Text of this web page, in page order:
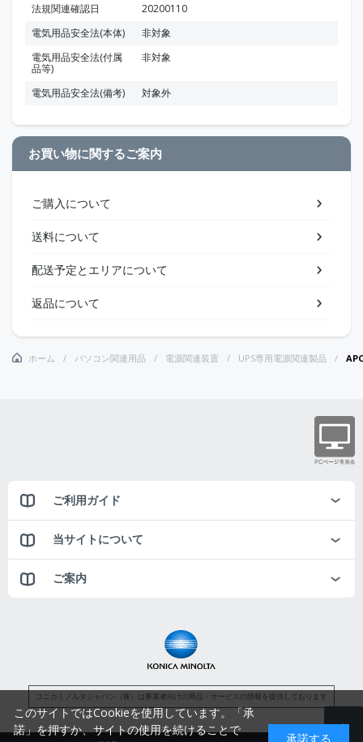
法規関連確認日
20200110
電気用品安全法(本体)
非対象
電気用品安全法(付属
品等)
非対象
電気用品安全法(備考) 対象外
お買い物に関するご案内
ご購入について
送料について
配送予定とエリアについて
返品について
ホーム パソコン関連用品 電源関連装置 UPS専用電源関連製品
ご利用ガイド
当サイトについて
ご案内
コニカミノルタジャパン（株）は事業者向けの商品・サービスの情報を提供しております
このサイトではCookieを使用しています。「承
諾」を押すか、サイトの使用を続けることで
承諾する